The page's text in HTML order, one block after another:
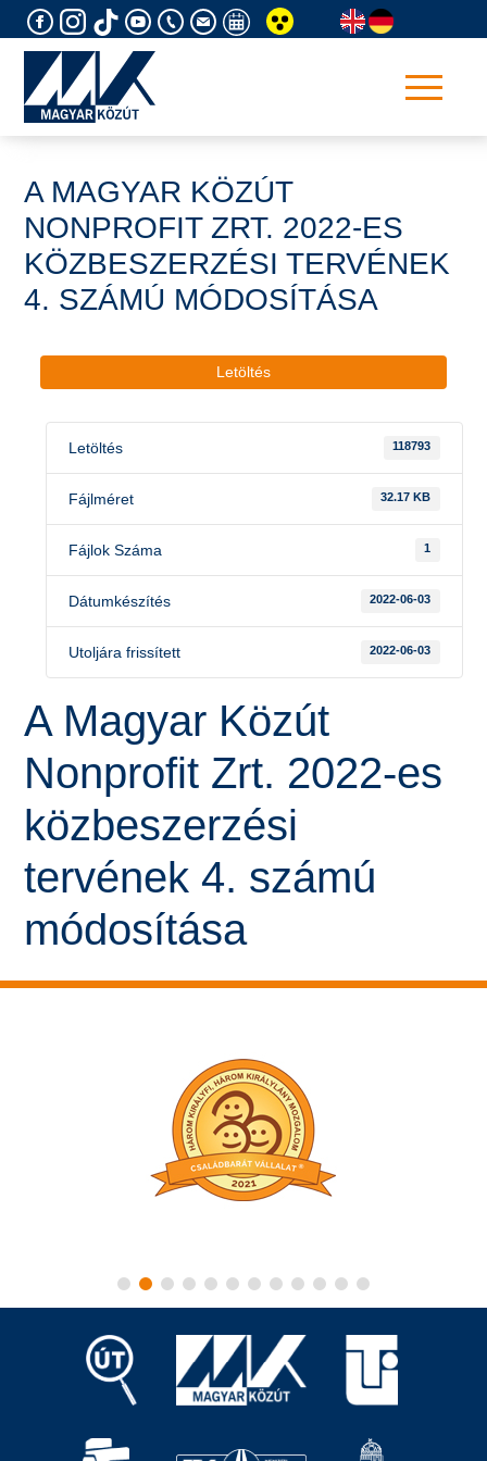
to
A MAGYAR KÖZÚT
NONPROFIT ZRT. 2022-ES
KÖZBESZERZÉSI TERVÉNEK
4. SZÁMÚ MÓDOSÍTÁSA
Letöltés
Letöltés 118793
Fájlméret 32.17 KB
Fájlok Száma 1
Dátumkészítés 2022-06-03
Utoljára frissített 2022-06-03
A Magyar Közút
Nonprofit Zrt. 2022-es
közbeszerzési
tervének 4. számú
módosítása